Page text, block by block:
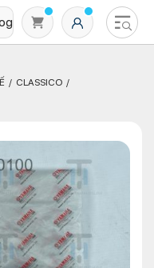
giỏ hàng
CLASSICO